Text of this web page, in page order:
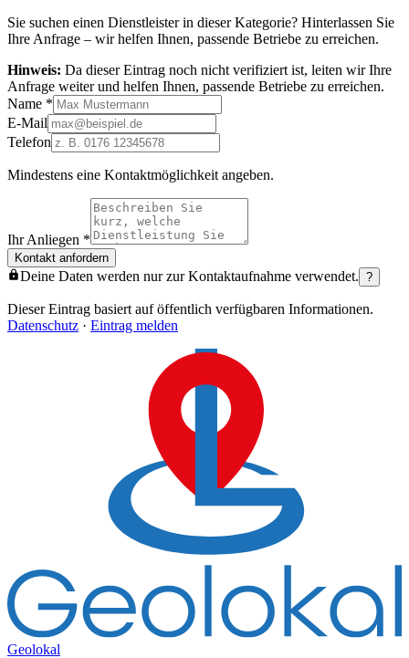
Sie suchen einen Dienstleister in dieser Kategorie? Hinterlassen Sie
Ihre Anfrage – wir helfen Ihnen, passende Betriebe zu erreichen.
Hinweis: Da dieser Eintrag noch nicht verifiziert ist, leiten wir Ihre
Anfrage weiter und helfen Ihnen, passende Betriebe zu erreichen.
Name *
E-Mail
Telefon
Mindestens eine Kontaktmöglichkeit angeben.
Ihr Anliegen *
Kontakt anfordern
Deine Daten werden nur zur Kontaktaufnahme verwendet. ?
Dieser Eintrag basiert auf öffentlich verfügbaren Informationen.
Datenschutz · Eintrag melden
Geolokal